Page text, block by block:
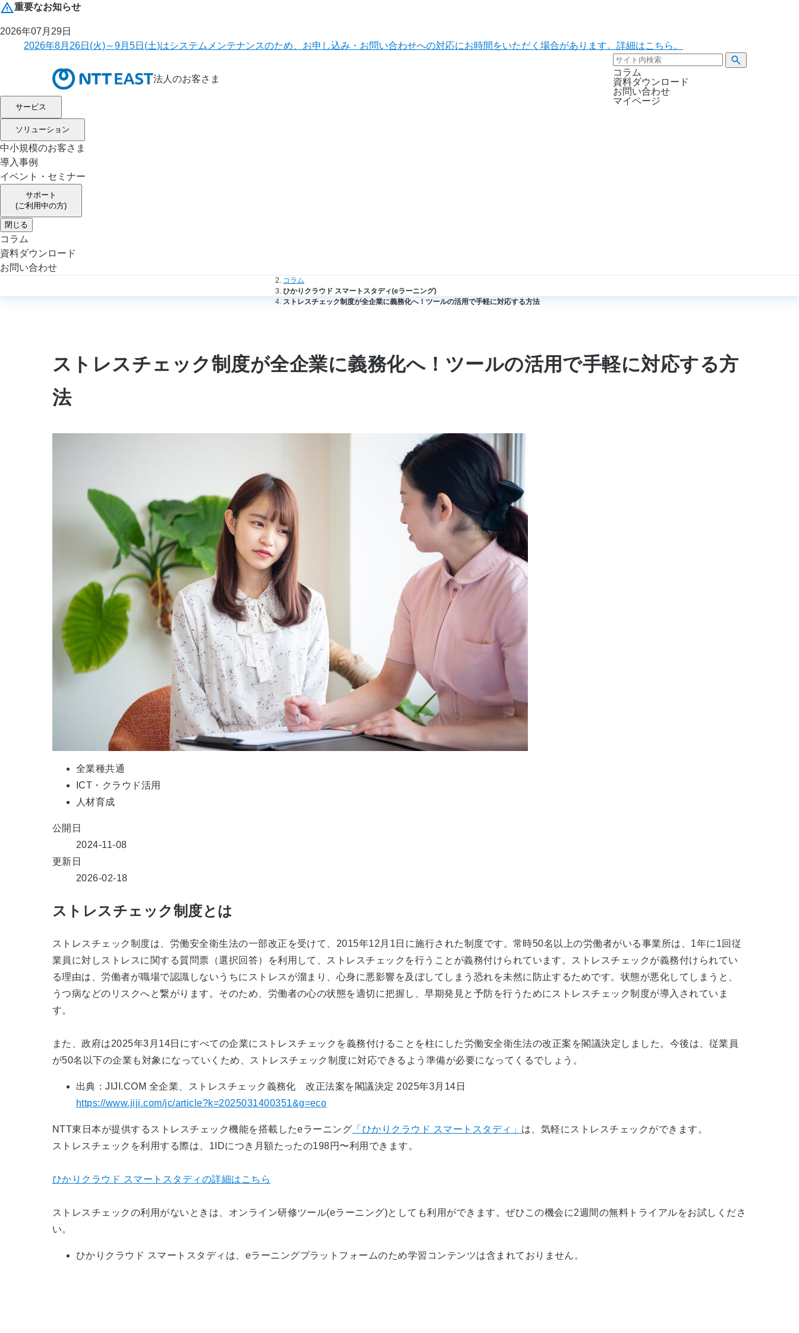
重要なお知らせ
2026年07月29日
2026年8月26日(火)～9月5日(土)はシステムメンテナンスのため、お申し込み・お問い合わせへの対応にお時間をいただく場合があります。詳細はこちら。
法人のお客さま
コラム
資料ダウンロード
お問い合わせ
マイページ
サービス
ソリューション
中小規模のお客さま
導入事例
イベント・セミナー
サポート
(ご利用中の方)
閉じる
コラム
資料ダウンロード
お問い合わせ
コラム
ひかりクラウド スマートスタディ(eラーニング)
ストレスチェック制度が全企業に義務化へ！ツールの活用で手軽に対応する方法
ストレスチェック制度が全企業に義務化へ！ツールの活用で手軽に対応する方
法
全業種共通
ICT・クラウド活用
人材育成
公開日
2024-11-08
更新日
2026-02-18
ストレスチェック制度とは
ストレスチェック制度は、労働安全衛生法の一部改正を受けて、2015年12月1日に施行された制度です。常時50名以上の労働者がいる事業所は、1年に1回従
業員に対しストレスに関する質問票（選択回答）を利用して、ストレスチェックを行うことが義務付けられています。ストレスチェックが義務付けられてい
る理由は、労働者が職場で認識しないうちにストレスが溜まり、心身に悪影響を及ぼしてしまう恐れを未然に防止するためです。状態が悪化してしまうと、
うつ病などのリスクへと繋がります。そのため、労働者の心の状態を適切に把握し、早期発見と予防を行うためにストレスチェック制度が導入されていま
す。
また、政府は2025年3月14日にすべての企業にストレスチェックを義務付けることを柱にした労働安全衛生法の改正案を閣議決定しました。今後は、従業員
が50名以下の企業も対象になっていくため、ストレスチェック制度に対応できるよう準備が必要になってくるでしょう。
出典：JIJI.COM 全企業、ストレスチェック義務化 改正法案を閣議決定 2025年3月14日
https://www.jiji.com/jc/article?k=2025031400351&g=eco
NTT東日本が提供するストレスチェック機能を搭載したeラーニング 「ひかりクラウド スマートスタディ」 は、気軽にストレスチェックができます。
ストレスチェックを利用する際は、1IDにつき月額たったの198円〜利用できます。
ひかりクラウド スマートスタディの詳細はこちら
ストレスチェックの利用がないときは、オンライン研修ツール(eラーニング)としても利用ができます。ぜひこの機会に2週間の無料トライアルをお試しくださ
い。
ひかりクラウド スマートスタディは、eラーニングプラットフォームのため学習コンテンツは含まれておりません。